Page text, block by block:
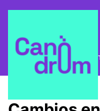
Encuentros